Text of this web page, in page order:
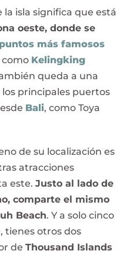
la isla significa que está
oeste, donde se
más famosos
como Kelingking
queda a una
principales puertos
Bali, como Toya
de su localización es
atracciones
este. Justo al lado de
comparte el mismo
Beach. Y a solo cinco
tienes otros dos
de Thousand Islands